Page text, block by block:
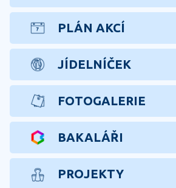
PLÁN AKCÍ
JÍDELNÍČEK
FOTOGALERIE
BAKALÁŘI
PROJEKTY